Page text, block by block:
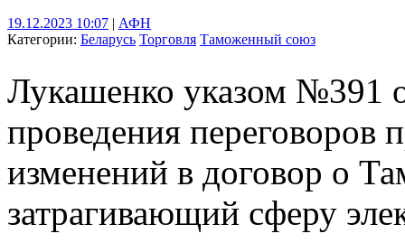
19.12.2023 10:07 | АФН
Категории: Беларусь Торговля Таможенный союз
Лукашенко указом №391
проведения переговоров
изменений в договор о
затрагивающий сферу